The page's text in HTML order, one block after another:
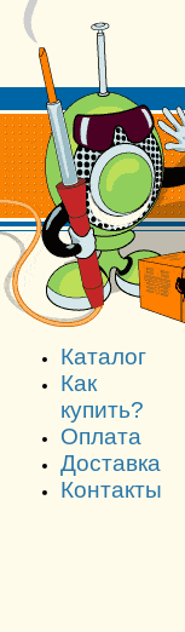
Каталог
Как
купить?
Оплата
Доставка
Контакты